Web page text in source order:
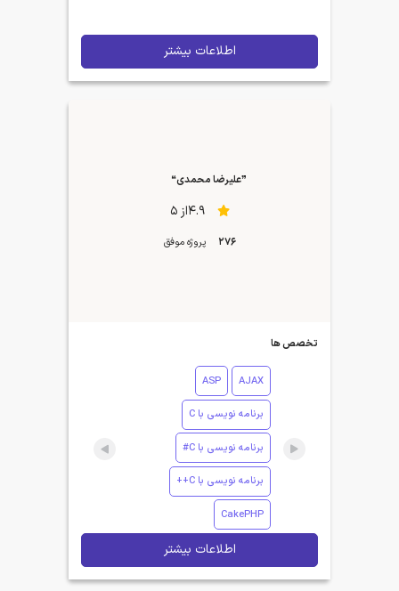
اطلاعات بیشتر
❞علیرضا محمدی❝
4.9از 5
276 پروژه موفق
تخصص ها
AJAX
ASP
برنامه نویسی با C
برنامه نویسی با C#
برنامه نویسی با C++
CakePHP
اطلاعات بیشتر